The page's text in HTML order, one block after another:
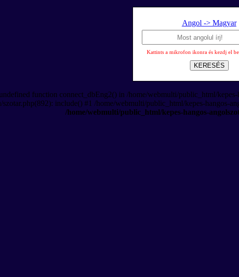
Angol -> Magyar
Kattints a mikrofon ikonra és kezdj el
KERESÉS
function connect_dbEng2() in /home/webmulti/public_html/
szotar.php(892): include() #1 /home/webmulti/public_html/kepes-
/home/webmulti/public_html/kepes-hangos-